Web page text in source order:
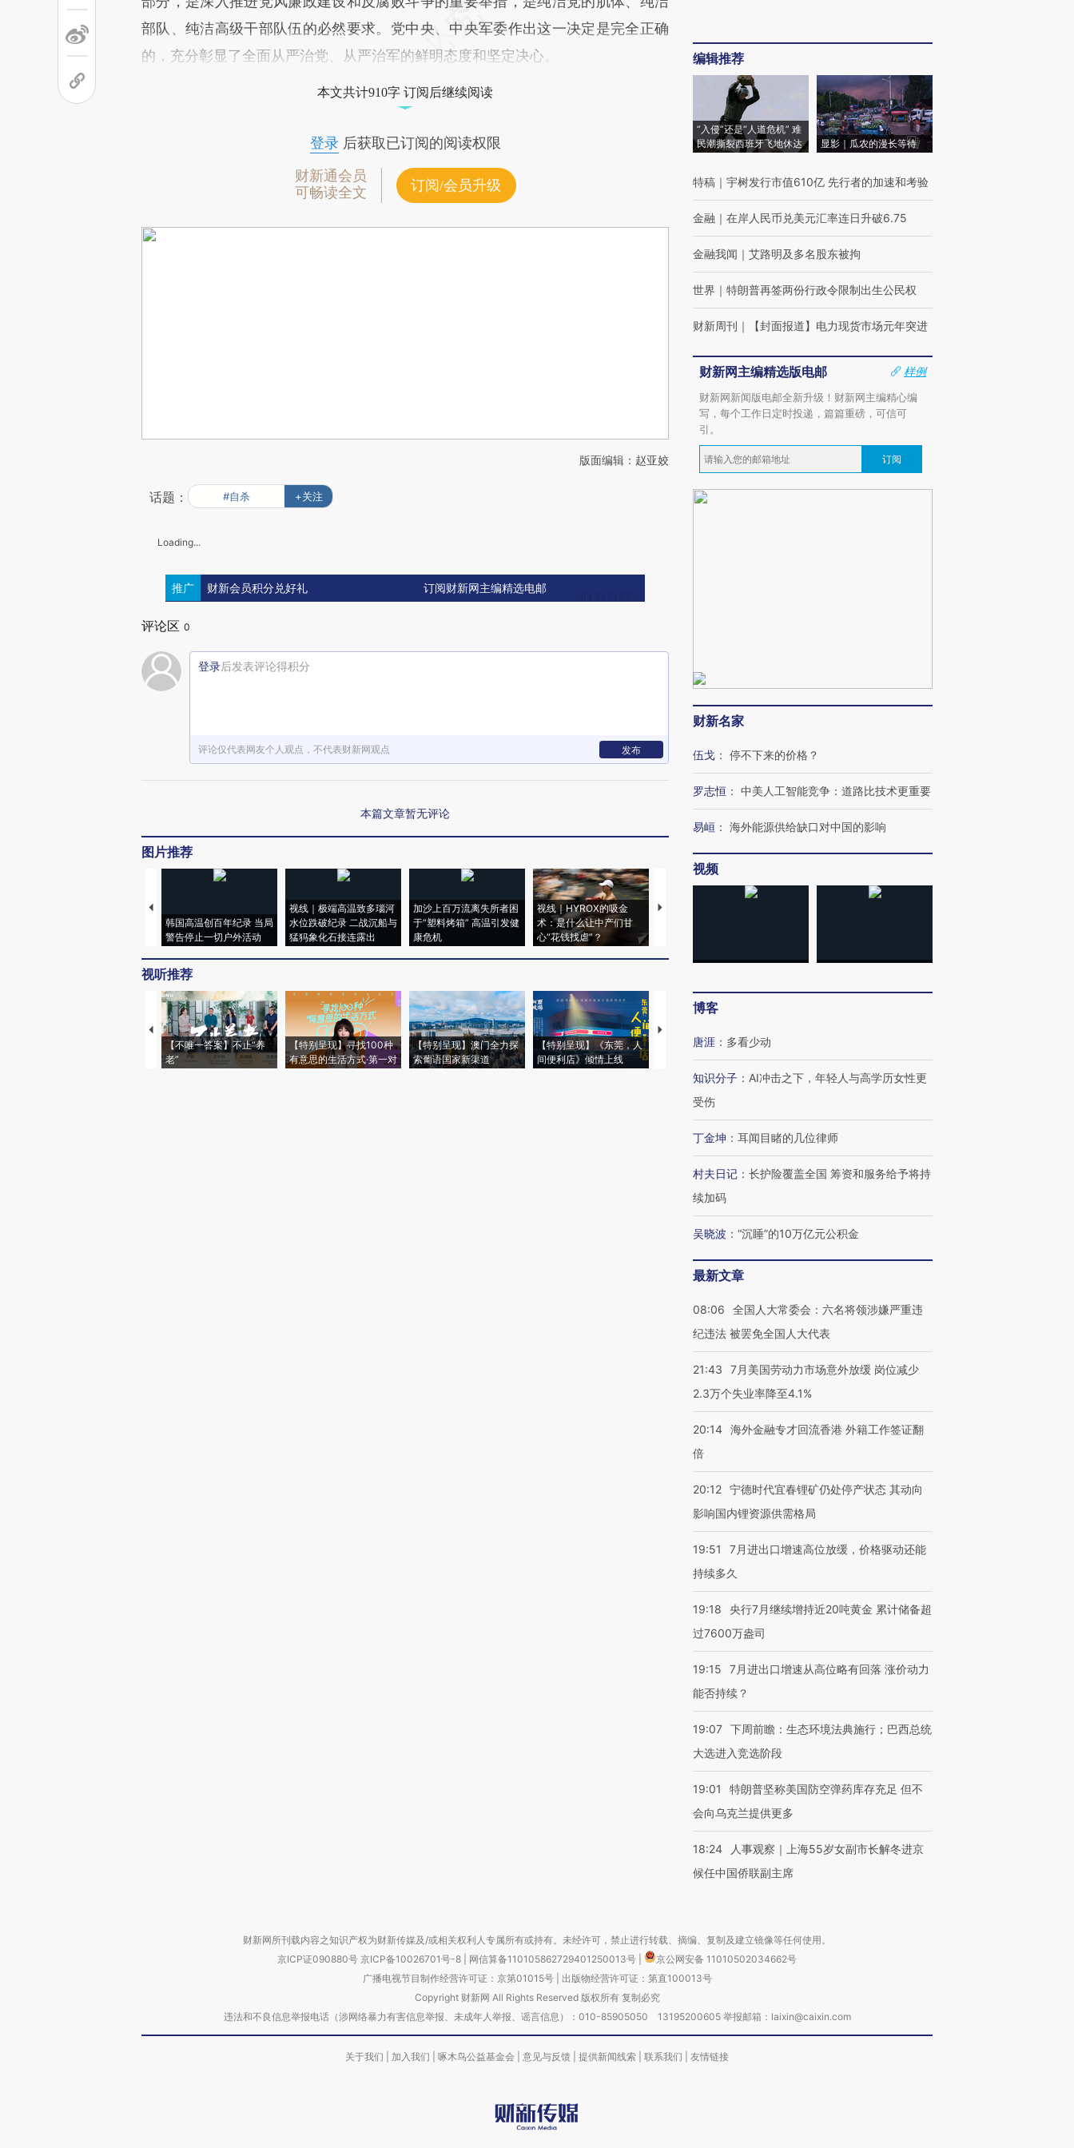
部队、纯洁高级干部队伍的必然要求。党中央、中央军委作出这一决定是完全正确
的，充分彰显了全面从严治党、从严治军的鲜明态度和坚定决心。
本文共计910字 订阅后继续阅读
登录后获取已订阅的阅读权限
财新通会员
可畅读全文
订阅/会员升级
版面编辑：赵亚姣
话题： #自杀 +关注
Loading...
推广 财新会员积分兑好礼 订阅财新网主编精选电邮
评论区 0
登录后发表评论得积分
评论仅代表网友个人观点，不代表财新网观点 发布
本篇文章暂无评论
图片推荐
韩国高温创百年纪录 当局
警告停止一切户外活动
视线｜极端高温致多瑙河
水位跌破纪录 二战沉船与
猛犸象化石接连露出
加沙上百万流离失所者困
于“塑料烤箱” 高温引发健
康危机
视线｜HYROX的吸金
术：是什么让中产们甘
心“花钱找虐”？
马航飞行员跨国走私7万
视听推荐
【不唯一答案】不止“养
老”
【特别呈现】寻找100种
有意思的生活方式·第一对
【特别呈现】澳门全力探
索葡语国家新渠道
【特别呈现】《东莞，人
间便利店》倾情上线
【推广】走进第四届链博
会，让数智科技“链”接产
有意思的生活方式·第三对
住三大增长引擎是什么？
编辑推荐
“入侵”还是“人道危机” 难
民潮撕裂西班牙飞地休达
显影｜瓜农的漫长等待
特稿 ｜ 宇树发行市值610亿 先行者的加速和考验
金融 ｜ 在岸人民币兑美元汇率连日升破6.75
金融我闻 ｜ 艾路明及多名股东被拘
世界 ｜ 特朗普再签两份行政令限制出生公民权
财新周刊 ｜ 【封面报道】电力现货市场元年突进
财新网主编精选版电邮
样例
财新网新闻版电邮全新升级！财新网主编精心编
写，每个工作日定时投递，篇篇重磅，可信可
引。
订阅
财新名家
伍戈 ： 停不下来的价格？
罗志恒 ： 中美人工智能竞争：道路比技术更重要
易峘 ： 海外能源供给缺口对中国的影响
视频
博客
唐涯 ： 多看少动
知识分子 ： AI冲击之下，年轻人与高学历女性更
受伤
丁金坤 ： 耳闻目睹的几位律师
村夫日记 ： 长护险覆盖全国 筹资和服务给予将持
续加码
吴晓波 ： “沉睡”的10万亿元公积金
最新文章
08:06
全国人大常委会：六名将领涉嫌严重违
纪违法 被罢免全国人大代表
21:43
7月美国劳动力市场意外放缓 岗位减少
2.3万个失业率降至4.1%
20:14 海外金融专才回流香港 外籍工作签证翻
倍
20:12 宁德时代宜春锂矿仍处停产状态 其动向
影响国内锂资源供需格局
19:51
7月进出口增速高位放缓，价格驱动还能
持续多久
19:18
央行7月继续增持近20吨黄金 累计储备超
过7600万盎司
19:15
7月进出口增速从高位略有回落 涨价动力
能否持续？
19:07 下周前瞻：生态环境法典施行；巴西总统
大选进入竞选阶段
19:01
特朗普坚称美国防空弹药库存充足 但不
会向乌克兰提供更多
18:24
人事观察｜上海55岁女副市长解冬进京
候任中国侨联副主席
财新网所刊载内容之知识产权为财新传媒及/或相关权利人专属所有或持有。未经许可，禁止进行转载、摘编、复制及建立镜像等任何使用。
京ICP证090880号 京ICP备10026701号-8 网信算备110105862729401250013号
京公网安备 11010502034662号
广播电视节目制作经营许可证：京第01015号| 出版物经营许可证：第直100013号
Copyright 财新网 All Rights Reserved 版权所有 复制必究
违法和不良信息举报电话（涉网络暴力有害信息举报、未成年人举报、谣言信息）：010-85905050 13195200605 举报邮箱：laixin@caixin.com
关于我们 加入我们 啄木鸟公益基金会 意见与反馈 提供新闻线索 联系我们 友情链接